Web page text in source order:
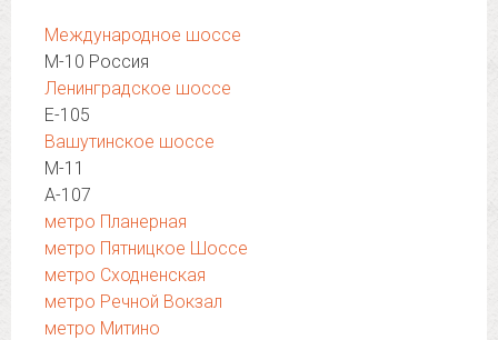
Международное шоссе
М-10 Россия
Ленинградское шоссе
Е-105
Вашутинское шоссе
М-11
А-107
метро Планерная
метро Пятницкое Шоссе
метро Сходненская
метро Речной Вокзал
метро Митино